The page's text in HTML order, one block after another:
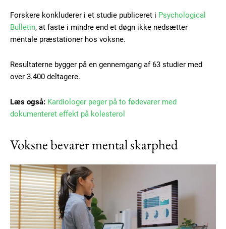
Forskere konkluderer i et studie publiceret i Psychological
Bulletin, at faste i mindre end et døgn ikke nedsætter
mentale præstationer hos voksne.
Resultaterne bygger på en gennemgang af 63 studier med
over 3.400 deltagere.
Læs også: Kardiologer peger på to fødevarer med
dokumenteret effekt på kolesterol
Voksne bevarer mental skarphed